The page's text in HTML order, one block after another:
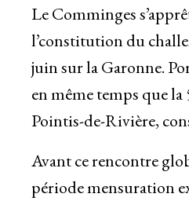
Le Comminges
l’constitution du
juin sur la Garonne.
en même temps que
Pointis-de-Rivière,
Avant ce rencontre
période mensuration